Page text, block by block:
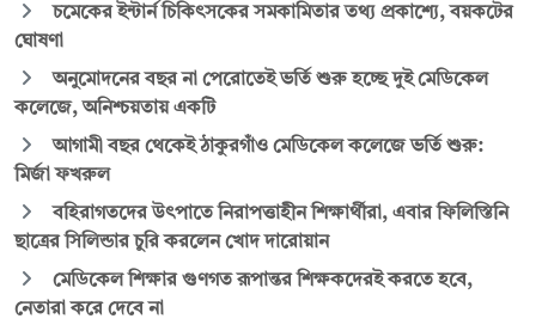
চমেকের ইন্টার্ন চিকিৎসকের সমকামিতার তথ্য প্রকাশ্যে, বয়কটের
ঘোষণা
অনুমোদনের বছর না পেরোতেই ভর্তি শুরু হচ্ছে দুই মেডিকেল
কলেজে, অনিশ্চয়তায় একটি
আগামী বছর থেকেই ঠাকুরগাঁও মেডিকেল কলেজে ভর্তি শুরু:
মির্জা ফখরুল
বহিরাগতদের উৎপাতে নিরাপত্তাহীন শিক্ষার্থীরা, এবার ফিলিস্তিনি
ছাত্রের সিলিন্ডার চুরি করলেন খোদ দারোয়ান
মেডিকেল শিক্ষার গুণগত রূপান্তর শিক্ষকদেরই করতে হবে,
নেতারা করে দেবে না